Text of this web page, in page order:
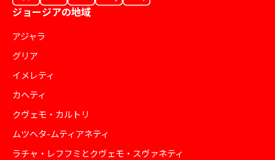
ジョージアの地域
アジャラ
グリア
イメレティ
カヘティ
クヴェモ・カルトリ
ムツヘタ-ムティアネティ
ラチャ・レフフミとクヴェモ・スヴァネティ